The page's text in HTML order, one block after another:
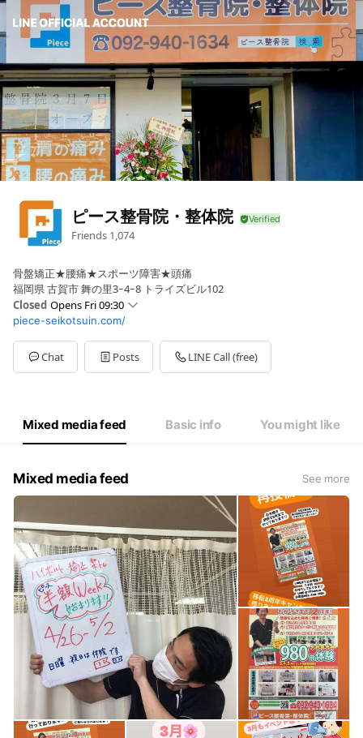
ピース整骨院・整体院
Friends 1,074
骨盤矯正★腰痛★スポーツ障害★頭痛
福岡県 古賀市 舞の里3ｰ4ｰ8 トライズビル102
Closed Opens Fri 09:30
SunClosed
Mon09:30 - 12:00,15:30 - 20:00
Tue09:30 - 12:00,15:30 - 20:00
Wed09:30 - 13:30
09:30 - 13:30
日曜日・祝日休診
piece-seikotsuin.com/
Chat Posts LINE Call (free)
Mixed media feed Basic info You might like
Mixed media feed See more